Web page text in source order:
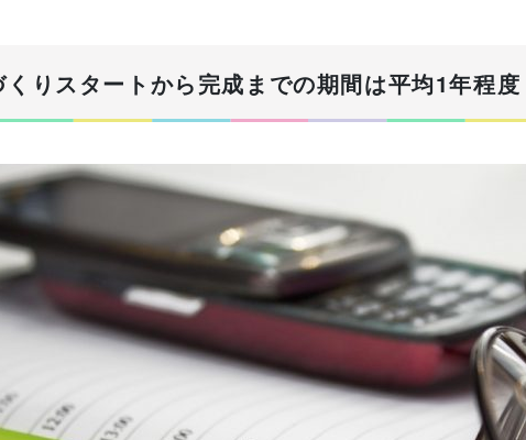
りスタートから完成までの期間は平均1年程度